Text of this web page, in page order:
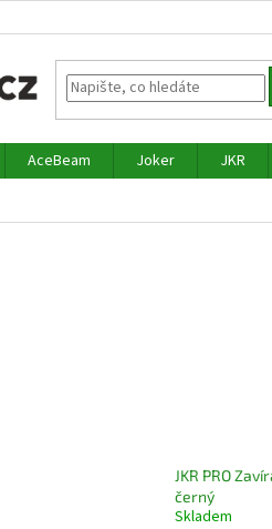
AceBeam Joker JKR
JKR PRO
černý
Skladem